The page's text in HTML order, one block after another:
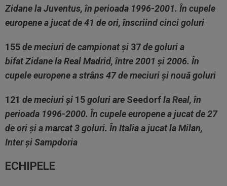
Zidanela Juventus, în perioada 1996-2001. În cupele
europene a jucat de 41 de ori, înscriind cinci goluri
155de meciuri de campionat și 37de goluri a
bifatZidanela Real Madrid, între 2001 și 2006. În
cupele europene a strâns 47 de meciuri și nouă goluri
121 de meciuri și 15goluri are Seedorfla Real, în
perioada 1996-2000. În cupele europene a jucat de 27
de ori și a marcat 3 goluri. În Italia a jucat la Milan,
Inter și Sampdoria
ECHIPELE